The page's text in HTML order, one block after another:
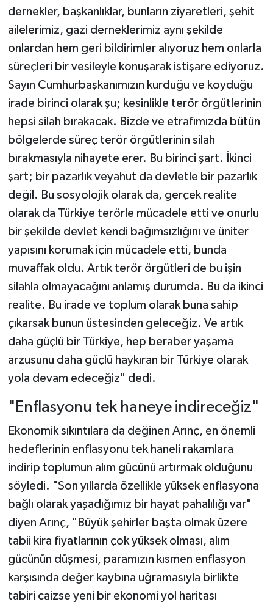
dernekler, başkanlıklar, bunların ziyaretleri, şehit
ailelerimiz, gazi derneklerimiz aynı şekilde
onlardan hem geri bildirimler alıyoruz hem onlarla
süreçleri bir vesileyle konuşarak istişare ediyoruz.
Sayın Cumhurbaşkanımızın kurduğu ve koyduğu
irade birinci olarak şu; kesinlikle terör örgütlerinin
hepsi silah bırakacak. Bizde ve etrafımızda bütün
bölgelerde süreç terör örgütlerinin silah
bırakmasıyla nihayete erer. Bu birinci şart. İkinci
şart; bir pazarlık veyahut da devletle bir pazarlık
değil. Bu sosyolojik olarak da, gerçek realite
olarak da Türkiye terörle mücadele etti ve onurlu
bir şekilde devlet kendi bağımsızlığını ve üniter
yapısını korumak için mücadele etti, bunda
muvaffak oldu. Artık terör örgütleri de bu işin
silahla olmayacağını anlamış durumda. Bu da ikinci
realite. Bu irade ve toplum olarak buna sahip
çıkarsak bunun üstesinden geleceğiz. Ve artık
daha güçlü bir Türkiye, hep beraber yaşama
arzusunu daha güçlü haykıran bir Türkiye olarak
yola devam edeceğiz" dedi.
"Enflasyonu tek haneye indireceğiz"
Ekonomik sıkıntılara da değinen Arınç, en önemli
hedeflerinin enflasyonu tek haneli rakamlara
indirip toplumun alım gücünü artırmak olduğunu
söyledi. "Son yıllarda özellikle yüksek enflasyona
bağlı olarak yaşadığımız bir hayat pahalılığı var"
diyen Arınç, "Büyük şehirler başta olmak üzere
tabii kira fiyatlarının çok yüksek olması, alım
gücünün düşmesi, paramızın kısmen enflasyon
karşısında değer kaybına uğramasıyla birlikte
tabiri caizse yeni bir ekonomi yol haritası